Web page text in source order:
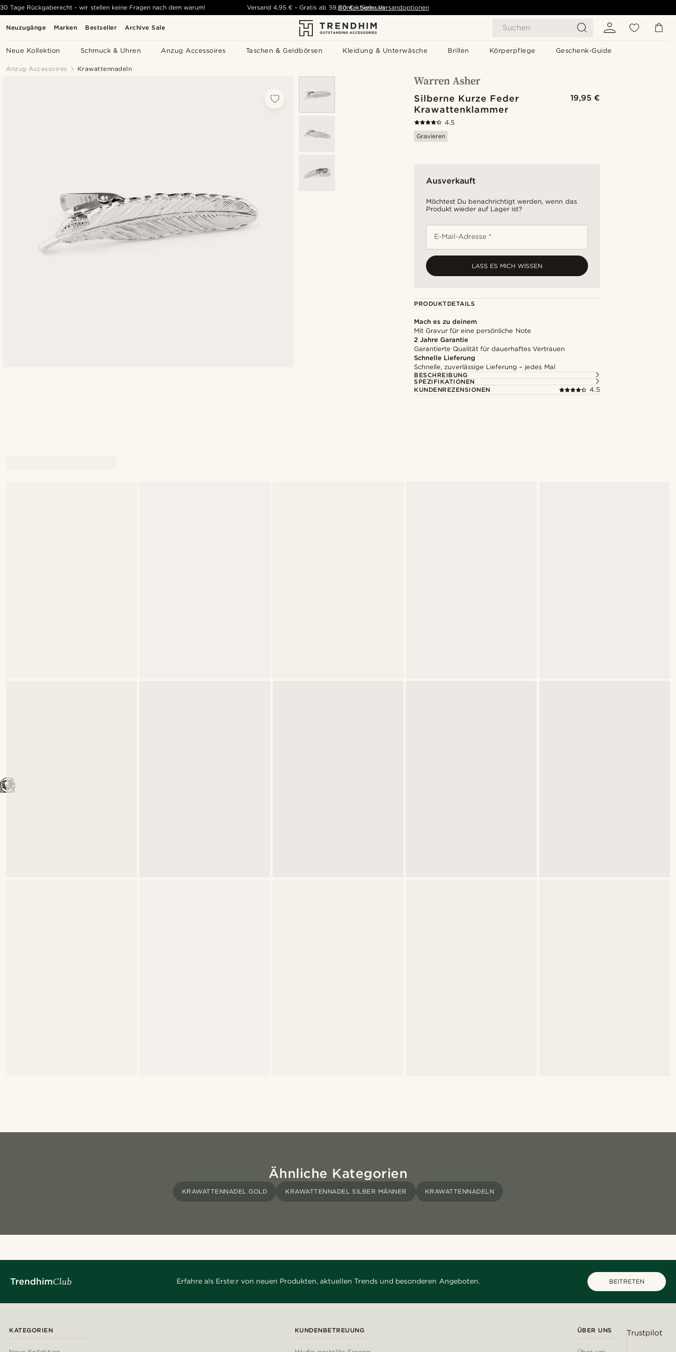
Neuzugänge Marken Bestseller Archive Sale Suchen
Neue Kollektion Schmuck & Uhren Anzug Accessoires Taschen & Geldbörsen Kleidung & Unterwäsche Brillen Körperpflege Geschenk-Guide
30 Tage Rückgaberecht - wir stellen keine Fragen nach dem warum! Versand 4,95 € -Gratis ab 59,00 € - Siehe Versandoptionen
Kontaktiere uns
Anzug Accessoires Krawattennadeln
Silberne Kurze Feder
Krawattenklammer
19,95 €
4.5
Gravieren
Ausverkauft
Möchtest Du benachrichtigt werden, wenn das
Produkt wieder auf Lager ist?
E-Mail-Adresse *
LASS ES MICH WISSEN
PRODUKTDETAILS
Mach es zu deinem
Mit Gravur für eine persönliche Note
2 Jahre Garantie
Garantierte Qualität für dauerhaftes Vertrauen
Schnelle Lieferung
Schnelle, zuverlässige Lieferung – jedes Mal
BESCHREIBUNG
SPEZIFIKATIONEN
KUNDENREZENSIONEN
4.5
Ähnliche Kategorien
KRAWATTENNADEL GOLD KRAWATTENNADEL SILBER MÄNNER KRAWATTENNADELN
Erfahre als Erste:r von neuen Produkten, aktuellen Trends und besonderen Angeboten. BEITRETEN
KATEGORIEN KUNDENBETREUUNG ÜBER UNS Trustpilot